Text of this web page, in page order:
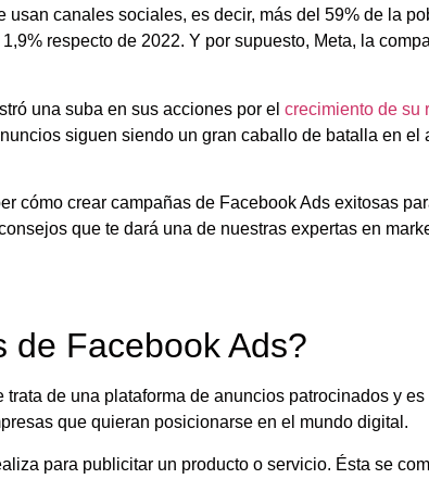
canales sociales, es decir, más del 59% de la
respecto de 2022. Y por supuesto, Meta, la
una suba en sus acciones por el crecimiento de su
siguen siendo un gran caballo de batalla en el
cómo crear campañas de Facebook Ads exitosas
que te dará una de nuestras expertas en
de Facebook Ads?
trata de una plataforma de anuncios patrocinados y es
que quieran posicionarse en el mundo digital.
para publicitar un producto o servicio. Ésta se